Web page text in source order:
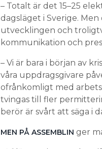
– Totalt är det 15–25
dagsläget i Sverige.
utvecklingen och
kommunikation och
– Vi är bara i början av
våra uppdragsgivare
ofrånkomligt med
tvingas till fler
berör är svårt att säga i
MEN PÅ ASSEMBLIN ger